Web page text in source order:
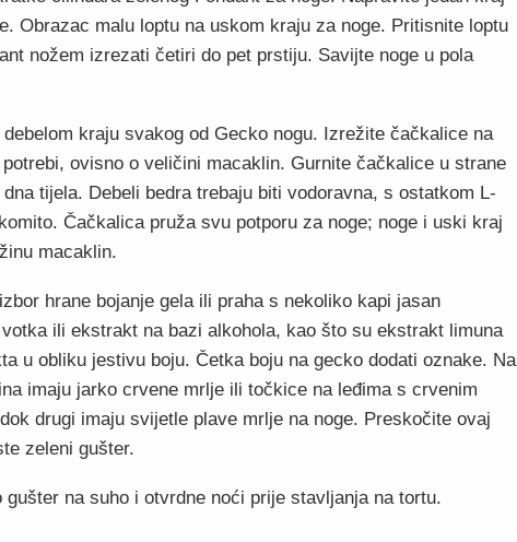
Obrazac malu loptu na uskom kraju za noge. Pritisnite loptu
nožem izrezati četiri do pet prstiju. Savijte noge u pola
kraju svakog od Gecko nogu. Izrežite čačkalice na
ovisno o veličini macaklin. Gurnite čačkalice u strane
tijela. Debeli bedra trebaju biti vodoravna, s ostatkom L-
Čačkalica pruža svu potporu za noge; noge i uski kraj
macaklin.
hrane bojanje gela ili praha s nekoliko kapi jasan
ili ekstrakt na bazi alkohola, kao što su ekstrakt limuna
u obliku jestivu boju. Četka boju na gecko dodati oznake. Na
imaju jarko crvene mrlje ili točkice na leđima s crvenim
drugi imaju svijetle plave mrlje na noge. Preskočite ovaj
zeleni gušter.
gušter na suho i otvrdne noći prije stavljanja na tortu.